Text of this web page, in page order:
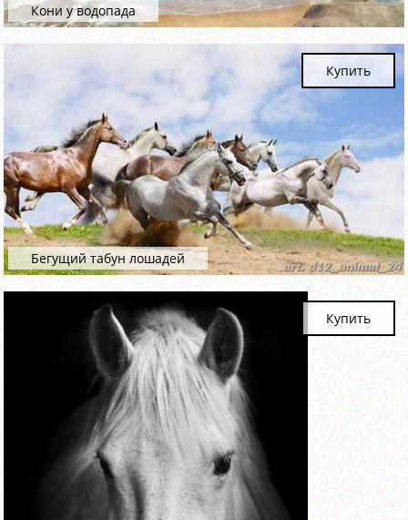
Кони у водопада
Бегущий табун лошадей
Купить
Купить